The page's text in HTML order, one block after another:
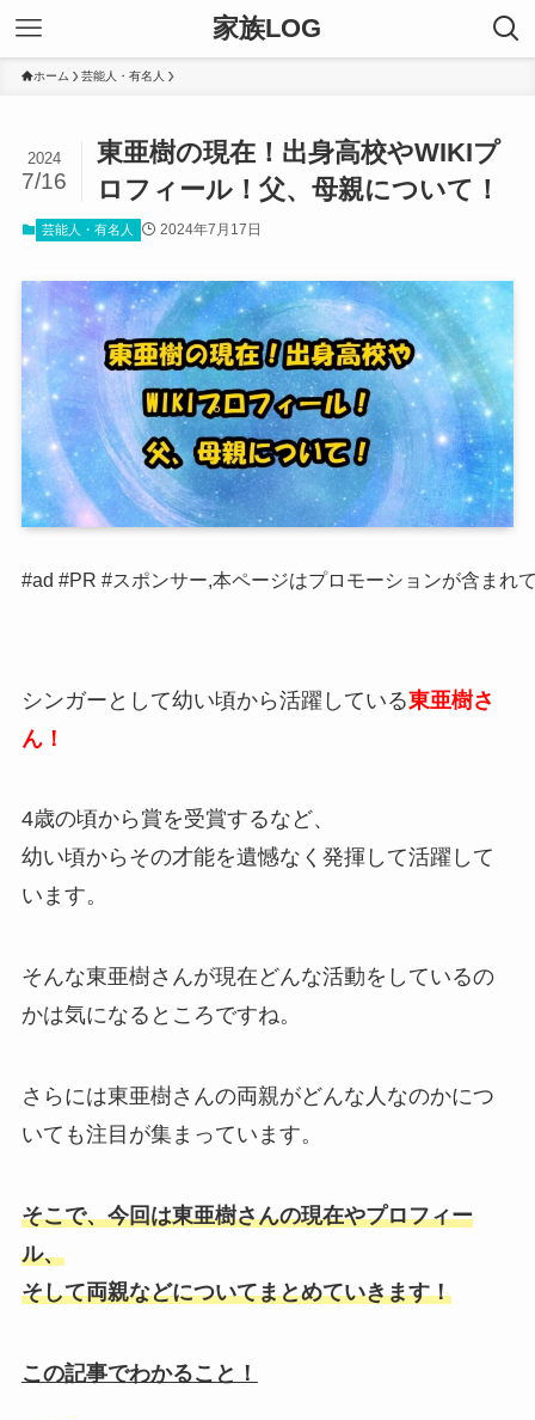
家族LOG
ホーム 芸能人・有名人
東亜樹の現在！出身高校やWIKIプ
ロフィール！父、母親について！
2024
7/16
芸能人・有名人 2024年7月17日
#ad #PR #スポンサー,本ページはプロモーションが含まれ
シンガーとして幼い頃から活躍している東亜樹さ
ん！
4歳の頃から賞を受賞するなど、
幼い頃からその才能を遺憾なく発揮して活躍して
います。
そんな東亜樹さんが現在どんな活動をしているの
かは気になるところですね。
さらには東亜樹さんの両親がどんな人なのかにつ
いても注目が集まっています。
そこで、今回は東亜樹さんの現在やプロフィー
ル、
そして両親などについてまとめていきます！
この記事でわかること！